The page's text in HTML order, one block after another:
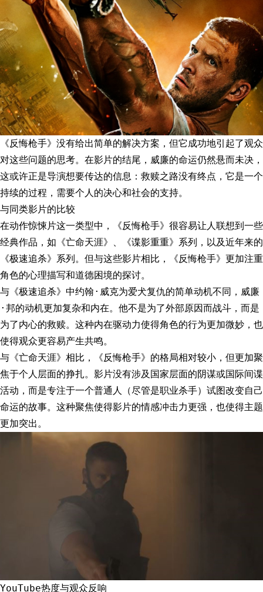
《反悔枪手》没有给出简单的解决方案，但它成功地引起了观众
对这些问题的思考。在影片的结尾，威廉的命运仍然悬而未决，
这或许正是导演想要传达的信息：救赎之路没有终点，它是一个
持续的过程，需要个人的决心和社会的支持。
与同类影片的比较
在动作惊悚片这一类型中，《反悔枪手》很容易让人联想到一些
经典作品，如《亡命天涯》、《谍影重重》系列，以及近年来的
《极速追杀》系列。但与这些影片相比，《反悔枪手》更加注重
角色的心理描写和道德困境的探讨。
与《极速追杀》中约翰·威克为爱犬复仇的简单动机不同，威廉
·邦的动机更加复杂和内在。他不是为了外部原因而战斗，而是
为了内心的救赎。这种内在驱动力使得角色的行为更加微妙，也
使得观众更容易产生共鸣。
与《亡命天涯》相比，《反悔枪手》的格局相对较小，但更加聚
焦于个人层面的挣扎。影片没有涉及国家层面的阴谋或国际间谍
活动，而是专注于一个普通人（尽管是职业杀手）试图改变自己
命运的故事。这种聚焦使得影片的情感冲击力更强，也使得主题
更加突出。
YouTube热度与观众反响